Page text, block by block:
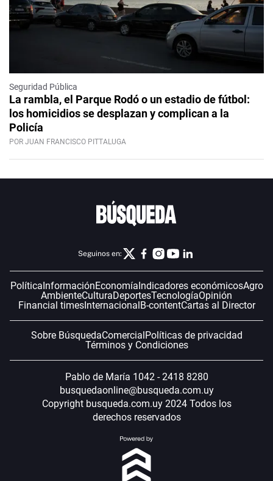
Seguridad Pública
La rambla, el Parque Rodó o un estadio de fútbol:
los homicidios se desplazan y complican a la
Policía
POR JUAN FRANCISCO PITTALUGA
Seguinos en:
PolíticaInformaciónEconomíaIndicadores económicosAgro
AmbienteCulturaDeportesTecnologíaOpinión
Financial timesInternacionalB-contentCartas al Director
Sobre BúsquedaComercialPolíticas de privacidad
Términos y Condiciones
Pablo de María 1042 - 2418 8280
busquedaonline@busqueda.com.uy
Copyright busqueda.com.uy 2024 Todos los
derechos reservados